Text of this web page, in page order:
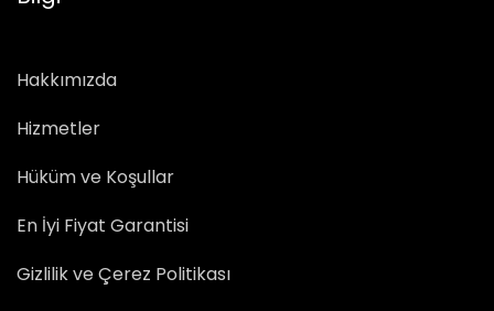
Hakkımızda
Hizmetler
Hüküm ve Koşullar
En İyi Fiyat Garantisi
Gizlilik ve Çerez Politikası